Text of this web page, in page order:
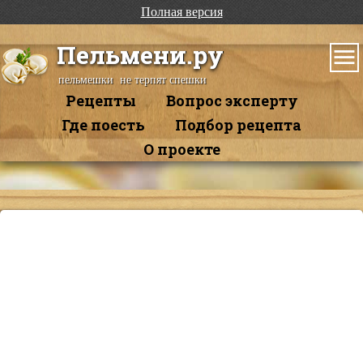
Полная версия
Пельмени.ру
пельмешки не терпят спешки
Рецепты
Вопрос эксперту
Где поесть
Подбор рецепта
О проекте